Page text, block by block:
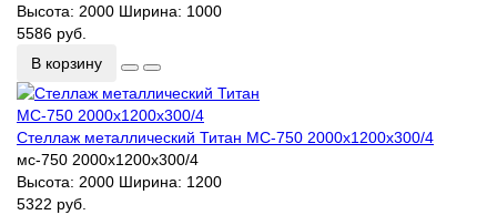
Высота: 2000 Ширина: 1000
5586 руб.
В корзину
Стеллаж металлический Титан МС-750 2000х1200х300/4
мс-750 2000х1200х300/4
Высота: 2000 Ширина: 1200
5322 руб.